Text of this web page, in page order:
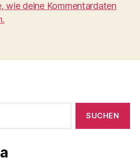
wie deine Kommentardaten